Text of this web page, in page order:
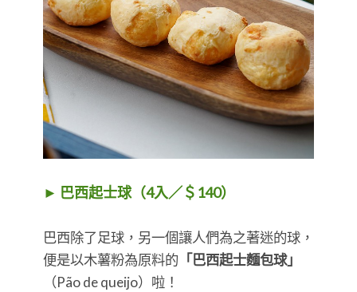
► 巴西起士球（4入／＄140）
巴西除了足球，另一個讓人們為之著迷的球，
便是以木薯粉為原料的 「巴西起士麵包球」
（Pão de queijo）啦！